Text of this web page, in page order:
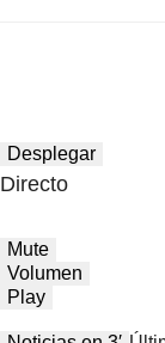
Desplegar
Directo
Mute
Volumen
Play